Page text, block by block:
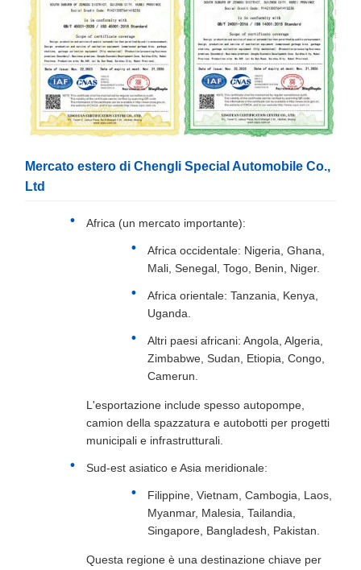
Mercato estero di Chengli Special Automobile Co.,
Ltd
Africa (un mercato importante):
Africa occidentale: Nigeria, Ghana,
Mali, Senegal, Togo, Benin, Niger.
Africa orientale: Tanzania, Kenya,
Uganda.
Altri paesi africani: Angola, Algeria,
Zimbabwe, Sudan, Etiopia, Congo,
Camerun.
L'esportazione include spesso autopompe,
camion della spazzatura e autobotti per progetti
municipali e infrastrutturali.
Sud-est asiatico e Asia meridionale:
Filippine, Vietnam, Cambogia, Laos,
Myanmar, Malesia, Tailandia,
Singapore, Bangladesh, Pakistan.
Questa regione è una destinazione chiave per